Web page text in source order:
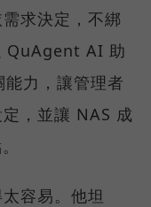
求決定，不綁
QuAgent AI 助
力，讓管理者
，並讓 NAS 成
容易。他坦